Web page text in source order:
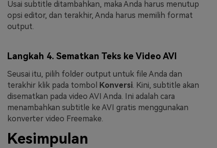
Usai subtitle ditambahkan, maka Anda harus menutup
opsi editor, dan terakhir, Anda harus memilih format
output.
Langkah 4. Sematkan Teks ke Video AVI
Seusai itu, pilih folder output untuk file Anda dan
terakhir klik pada tombol Konversi . Kini, subtitle akan
disematkan pada video AVI Anda. Ini adalah cara
menambahkan subtitle ke AVI gratis menggunakan
konverter video Freemake.
Kesimpulan